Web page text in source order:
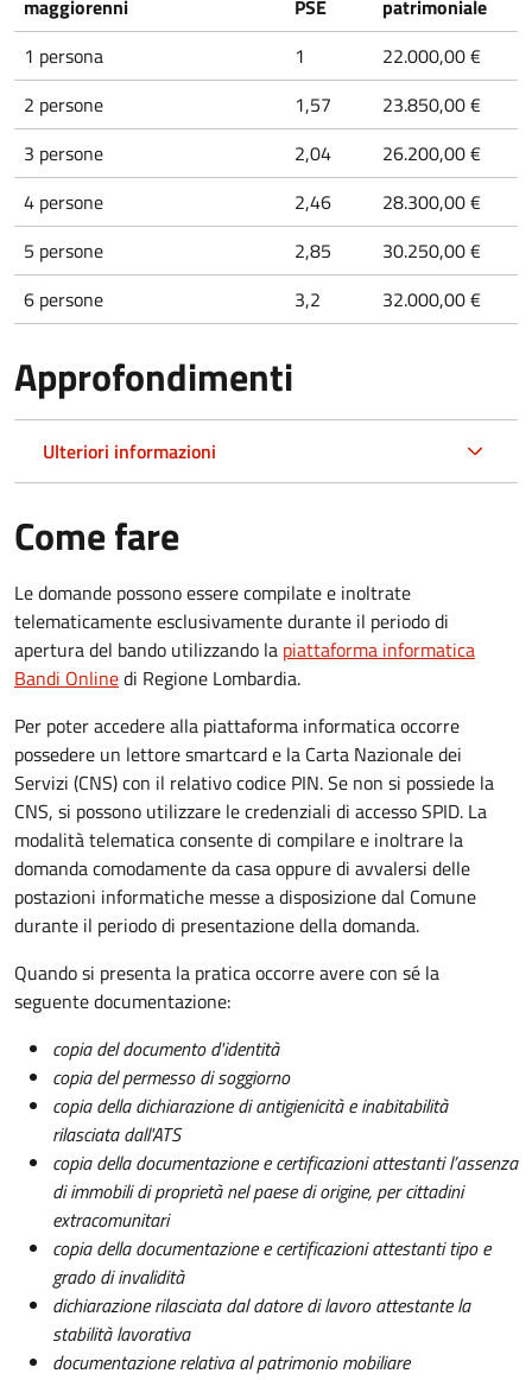
maggiorenni
PSE
patrimoniale
1 persona
1
22.000,00 €
2 persone
1,57
23.850,00 €
3 persone
2,04
26.200,00 €
4 persone
2,46
28.300,00 €
5 persone
2,85
30.250,00 €
6 persone
3,2 32.000,00 €
Approfondimenti
Ulteriori informazioni
Come fare
Le domande possono essere compilate e inoltrate
telematicamente esclusivamente durante il periodo di
apertura del bando utilizzando la piattaforma informatica
Bandi Onlinedi Regione Lombardia.
Per poter accedere alla piattaforma informatica occorre
possedere un lettore smartcard e la Carta Nazionale dei
Servizi (CNS) con il relativo codice PIN. Se non si possiede la
CNS, si possono utilizzare le credenziali di accesso SPID. La
modalità telematica consente di compilare e inoltrare la
domanda comodamente da casa oppure di avvalersi delle
postazioni informatiche messe a disposizione dal Comune
durante il periodo di presentazione della domanda.
Quando si presenta la pratica occorre avere con sé la
seguente documentazione:
copia del documento d'identità
copia del permesso di soggiorno
copia della dichiarazione di antigienicità e inabitabilità
rilasciata dall'ATS
copia della documentazione e certificazioni attestanti l’assenza
di immobili di proprietà nel paese di origine, per cittadini
extracomunitari
copia della documentazione e certificazioni attestanti tipo e
grado di invalidità
dichiarazione rilasciata dal datore di lavoro attestante la
stabilità lavorativa
documentazione relativa al patrimonio mobiliare